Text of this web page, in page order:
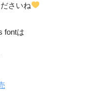
さいね
fontは